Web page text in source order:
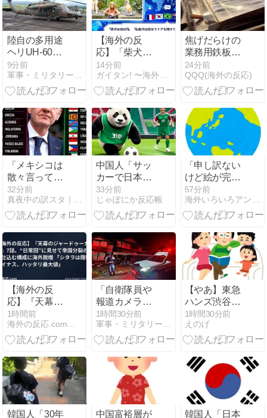
陸自の多用途
ヘリUH-60後
継は、三菱・
シコルスキー
共同開発
9分前
【海外の反
応】「柴犬は
ほぼ猫」「秋
田犬は自分で
ドアを開けて
——外国人オ
ーナーたちが
語るリアルな
日本犬事情
14分前
ガイタン! 〜海外の反応探訪〜
焦げだらけの
業務用鉄板が
水と蒸気で鏡
のようにピカ
ピカに「味が
く！」【海外
の反応】
24分前
QQQ(海外の反応)
「メキシコは
散々言ってる
のに賛成
票？」FIFA会
長続投を巡り
外の反応】
32分前
真夜中の訳スタ｜MLB・欧州サッカー 海外の反応翻訳ブログ
中国人「サッ
カーで日本代
表を応援する
中国人に一言
いいたい」 中
惜しむつもり
はない」「W
杯に行ったら
応援してや
る」
33分前
じゃぽにか反応帳
「申し訳ない
けど絵が完璧
すぎて草」と
某Youtuberに
起きた悲劇に
然、”映え”の
ために愛車を
を停めて撮影
していた
ら……
57分前
海外いろいろアンテナ
【海外の反
応】『天幕の
ジャードゥー
ガル』7
話、“日常
国分裂の種を
仕込む構成に
海外脱帽 「シ
タラは隠密力
マイナス、ハ
1時間前
海外の反応.com【外国人の反応まとめ】
「自衛隊員や
報道カメラマ
ンのフリをし
て泥棒を…」
500万円分の
まれた高齢女
性が明かす被
1時間30分前
軍事・ミリタリー速報
【やあ】東急
ハンズ渋谷店
の前にある木
が“くつろぎす
ぎ”だと話題に
1時間30分前
えのげ
韓国人「30年
中国富裕層が
韓国人「日本